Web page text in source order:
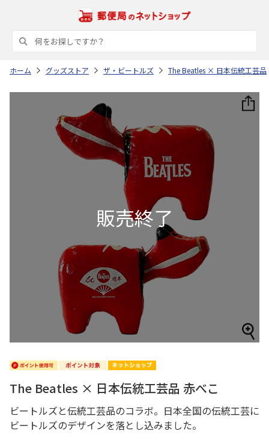
ホーム グッズストア ザ・ビートルズ The Beatles × 日本伝統工芸品
The Beatles × 日本伝統工芸品 赤べこ
ビートルズと伝統工芸品のコラボ。日本全国の伝統工芸に
ビートルズのデザインを落とし込みました。